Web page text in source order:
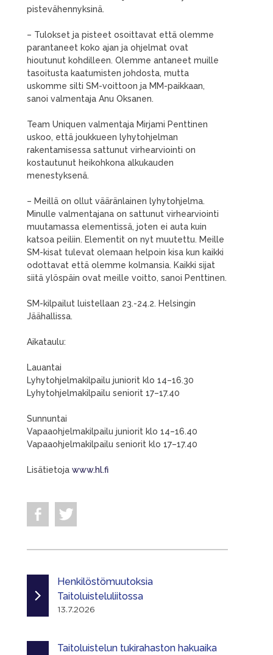
pistevähennyksinä.
– Tulokset ja pisteet osoittavat että olemme
parantaneet koko ajan ja ohjelmat ovat
hioutunut kohdilleen. Olemme antaneet muille
tasoitusta kaatumisten johdosta, mutta
uskomme silti SM-voittoon ja MM-paikkaan,
sanoi valmentaja Anu Oksanen.
Team Uniquen valmentaja Mirjami Penttinen
uskoo, että joukkueen lyhytohjelman
rakentamisessa sattunut virhearviointi on
kostautunut heikohkona alkukauden
menestyksenä.
– Meillä on ollut vääränlainen lyhytohjelma.
Minulle valmentajana on sattunut virhearviointi
muutamassa elementissä, joten ei auta kuin
katsoa peiliin. Elementit on nyt muutettu. Meille
SM-kisat tulevat olemaan helpoin kisa kun kaikki
odottavat että olemme kolmansia. Kaikki sijat
siitä ylöspäin ovat meille voitto, sanoi Penttinen.
SM-kilpailut luistellaan 23.-24.2. Helsingin
Jäähallissa.
Aikataulu:
Lauantai
Lyhytohjelmakilpailu juniorit klo 14–16.30
Lyhytohjelmakilpailu seniorit 17–17.40
Sunnuntai
Vapaaohjelmakilpailu juniorit klo 14–16.40
Vapaaohjelmakilpailu seniorit klo 17–17.40
Lisätietoja www.hl.fi
Henkilöstömuutoksia
Taitoluisteluliitossa
13.7.2026
Taitoluistelun tukirahaston hakuaika